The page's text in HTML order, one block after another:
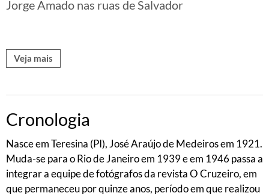
Jorge Amado nas ruas de Salvador
Veja mais
Cronologia
Nasce em Teresina (PI), José Araújo de Medeiros em 1921.
Muda-se para o Rio de Janeiro em 1939 e em 1946 passa a
integrar a equipe de fotógrafos da revista O Cruzeiro, em
que permaneceu por quinze anos, período em que realizou